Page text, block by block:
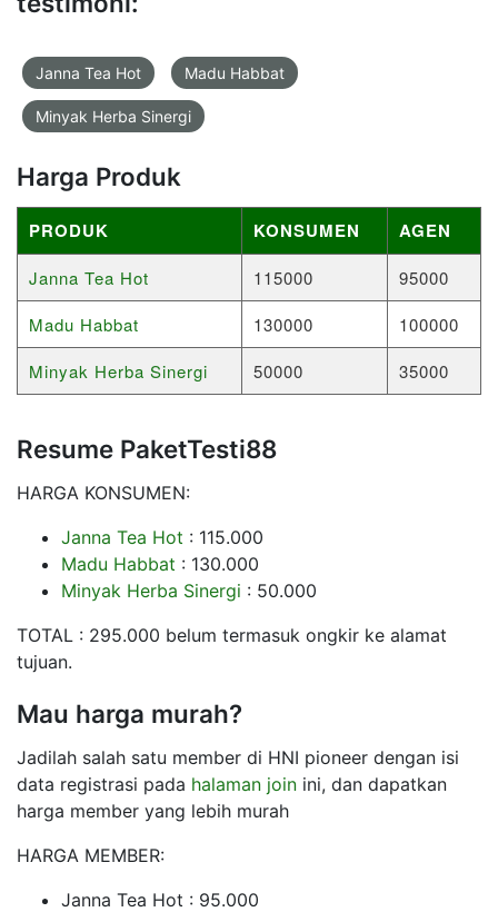
Janna Tea Hot Madu Habbat
Minyak Herba Sinergi
Harga Produk
PRODUK KONSUMEN AGEN
Janna Tea Hot 115000
95000
Madu Habbat
130000
100000
Minyak Herba Sinergi
50000 35000
Resume PaketTesti88
HARGA KONSUMEN:
Janna Tea Hot : 115.000
Madu Habbat : 130.000
Minyak Herba Sinergi : 50.000
TOTAL : 295.000 belum termasuk ongkir ke alamat
tujuan.
Mau harga murah?
Jadilah salah satu member di HNI pioneer dengan isi
data registrasi pada halaman join ini, dan dapatkan
harga member yang lebih murah
HARGA MEMBER:
Janna Tea Hot : 95.000